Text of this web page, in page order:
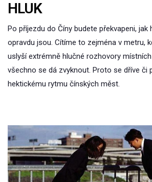
HLUK
Po příjezdu do Číny budete překvapeni, jak
opravdu jsou. Cítíme to zejména v metru,
uslyší extrémně hlučné rozhovory
všechno se dá zvyknout. Proto se dříve či
hektickému rytmu čínských měst.